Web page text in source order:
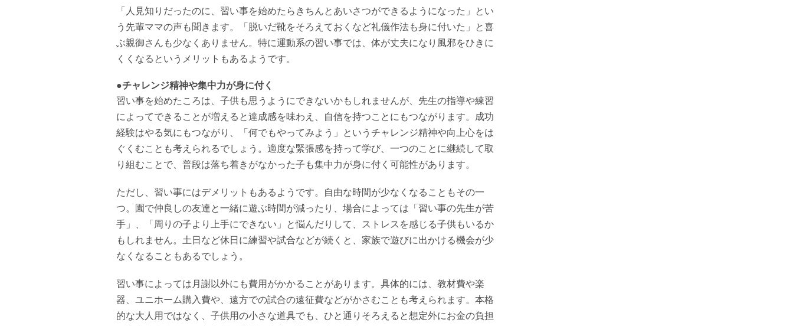
「人見知りだったのに、習い事を始めたらきちんとあいさつができるようになった」とい
う先輩ママの声も聞きます。「脱いだ靴をそろえておくなど礼儀作法も身に付いた」と喜
ぶ親御さんも少なくありません。特に運動系の習い事では、体が丈夫になり風邪をひきに
くくなるというメリットもあるようです。
●チャレンジ精神や集中力が身に付く
習い事を始めたころは、子供も思うようにできないかもしれませんが、先生の指導や練習
によってできることが増えると達成感を味わえ、自信を持つことにもつながります。成功
経験はやる気にもつながり、「何でもやってみよう」というチャレンジ精神や向上心をは
ぐくむことも考えられるでしょう。適度な緊張感を持って学び、一つのことに継続して取
り組むことで、普段は落ち着きがなかった子も集中力が身に付く可能性があります。
ただし、習い事にはデメリットもあるようです。自由な時間が少なくなることもその一
つ。園で仲良しの友達と一緒に遊ぶ時間が減ったり、場合によっては「習い事の先生が苦
手」、「周りの子より上手にできない」と悩んだりして、ストレスを感じる子供もいるか
もしれません。土日など休日に練習や試合などが続くと、家族で遊びに出かける機会が少
なくなることもあるでしょう。
習い事によっては月謝以外にも費用がかかることがあります。具体的には、教材費や楽
器、ユニホーム購入費や、遠方での試合の遠征費などがかさむことも考えられます。本格
的な大人用ではなく、子供用の小さな道具でも、ひと通りそろえると想定外にお金の負担